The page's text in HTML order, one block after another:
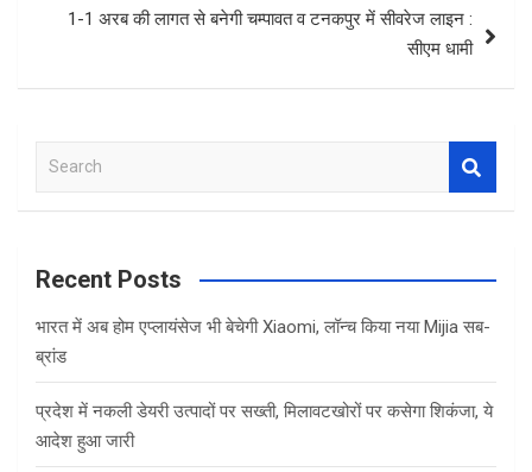
1-1 अरब की लागत से बनेगी चम्पावत व टनकपुर में सीवरेज लाइन :
सीएम धामी
a
c
Recent Posts
भारत में अब होम एप्लायंसेज भी बेचेगी Xiaomi, लॉन्च किया नया Mijia सब-
ब्रांड
प्रदेश में नकली डेयरी उत्पादों पर सख्ती, मिलावटखोरों पर कसेगा शिकंजा, ये
आदेश हुआ जारी